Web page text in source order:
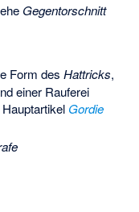
Gegentorschnitt
Form des Hattricks,
einer Rauferei
Gordie